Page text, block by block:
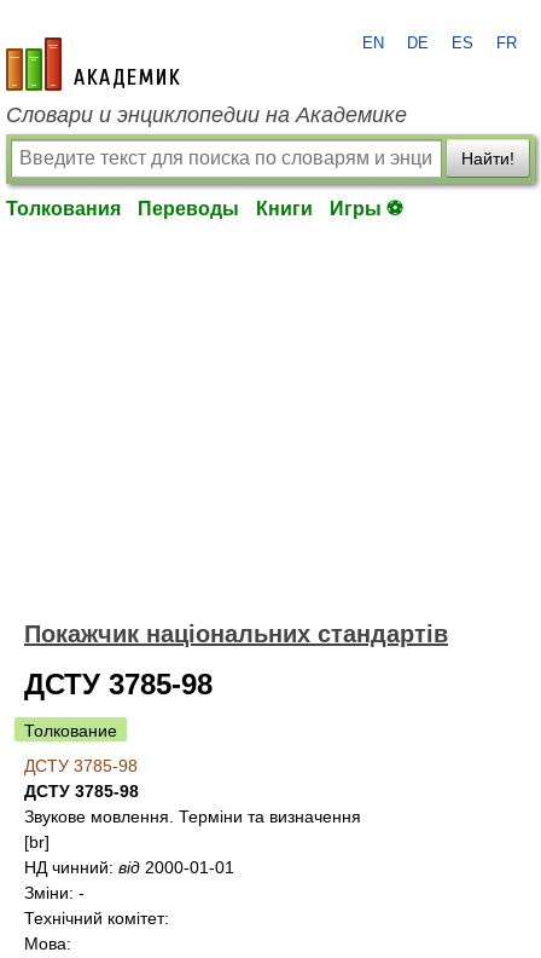
academic.ru
EN DE ES FR
Словари и энциклопедии на Академике
Найти!
Толкования Переводы Книги Игры ⚽
Покажчик національних стандартів
ДСТУ 3785-98
Толкование
ДСТУ 3785-98
ДСТУ 3785-98
Звукове мовлення. Терміни та визначення
[br]
НД чинний: від 2000-01-01
Зміни: -
Технічний комітет:
Мова: